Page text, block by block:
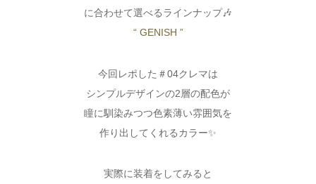
に合わせて選べるラインナップ🎶
“ GENISH ”
今回レポした＃04クレマは
シンプルデザインの2層の配色が
瞳に馴染みつつ色素薄い雰囲気を
作り出してくれるカラー✨
実際に装着をしてみると